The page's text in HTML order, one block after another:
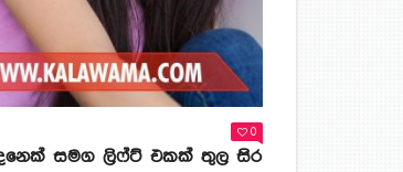
0
සමග ලිෆ්ට් එකක් තුල සිර